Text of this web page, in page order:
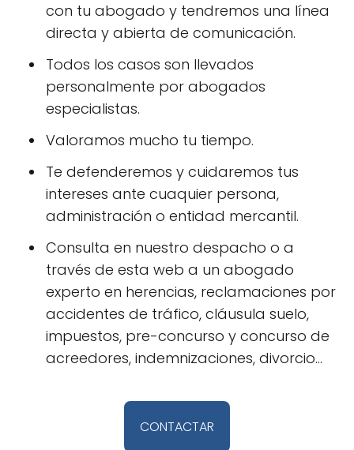
con tu abogado y tendremos una línea
directa y abierta de comunicación.
Todos los casos son llevados
personalmente por abogados
especialistas.
Valoramos mucho tu tiempo.
Te defenderemos y cuidaremos tus
intereses ante cuaquier persona,
administración o entidad mercantil.
Consulta en nuestro despacho o a
través de esta web a un abogado
experto en herencias, reclamaciones por
accidentes de tráfico, cláusula suelo,
impuestos, pre-concurso y concurso de
acreedores, indemnizaciones, divorcio…
CONTACTAR